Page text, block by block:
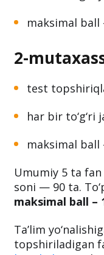
maksimal
2-
maksimal
soni — 90 ta.
maksimal ball –